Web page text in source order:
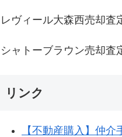
レヴィール大森西売却査
シャトーブラウン売却査
リンク
【不動産購入】仲介